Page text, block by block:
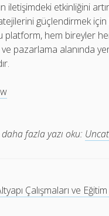
iletişimdeki etkinliğini
güçlendirmek
platform, hem bireyler
pazarlama alanında
fazla yazı oku:
Çalışmaları ve